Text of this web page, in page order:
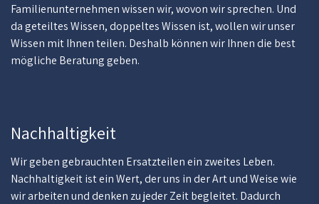
Familienunternehmen wissen wir, wovon wir sprechen. Und
da geteiltes Wissen, doppeltes Wissen ist, wollen wir unser
Wissen mit Ihnen teilen. Deshalb können wir Ihnen die best
mögliche Beratung geben.
Nachhaltigkeit
Wir geben gebrauchten Ersatzteilen ein zweites Leben.
Nachhaltigkeit ist ein Wert, der uns in der Art und Weise wie
wir arbeiten und denken zu jeder Zeit begleitet. Dadurch